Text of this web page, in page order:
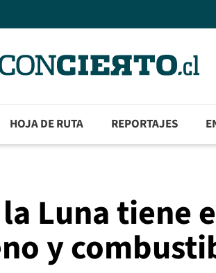
HOJA DE RUTA REPORTAJES
Luna tiene
y